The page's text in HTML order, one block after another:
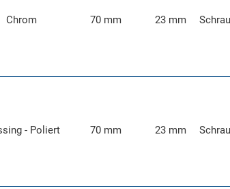
Chrom 70 mm 23 mm
- Poliert 70 mm 23 mm